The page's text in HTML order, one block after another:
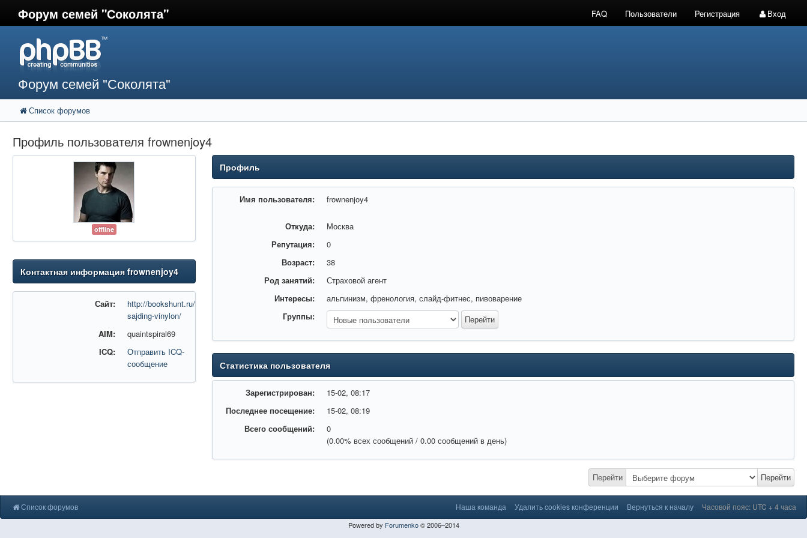
Форум семей "Соколята" FAQ Пользователи Регистрация Вход
Форум семей "Соколята"
Список форумов
Профиль пользователя frownenjoy4
offline
Контактная информация frownenjoy4
Сайт:
http://bookshunt.ru/stati/vinilovyj-
sajding-vinylon/
AIM:
quaintspiral69
ICQ:
Отправить ICQ-
сообщение
Профиль
Имя пользователя: frownenjoy4
Откуда:
Москва
Репутация:
0
Возраст:
38
Род занятий:
Страховой агент
Интересы:
альпинизм, френология, слайд-фитнес, пивоварение
Группы:
Статистика пользователя
Зарегистрирован:
15-02, 08:17
Последнее посещение:
15-02, 08:19
Всего сообщений:
0
(0.00% всех сообщений / 0.00 сообщений в день)
Перейти Перейти
Список форумов Наша команда Удалить cookies конференции Вернуться к началу Часовой пояс: UTC + 4 часа
Powered by Forumenko© 2006–2014